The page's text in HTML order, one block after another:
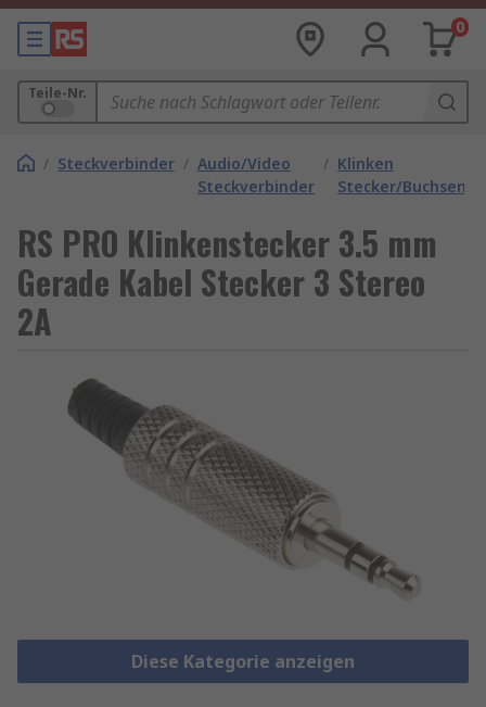
0
Teile-Nr.
/ Steckverbinder / Audio/Video
Steckverbinder
/ Klinken
Stecker/Buchsen
RS PRO Klinkenstecker 3.5 mm
Gerade Kabel Stecker 3 Stereo
2A
Diese Kategorie anzeigen